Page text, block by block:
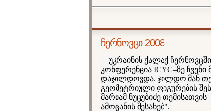
ჩერნოვცი 2008
უკრაინის ქალაქ
კონფერენცია ICYC–ზე
დაჯილდოვდა. ჯილდო მან
გეომეტრიული ფიგურების
მარიამ ნუცუბიძე
ამოცანის შესახებ".